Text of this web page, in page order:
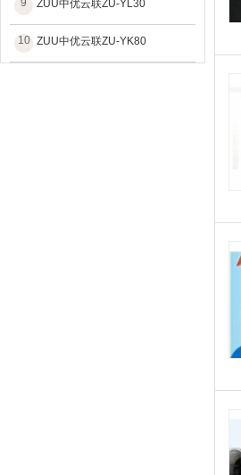
9 ZUU中优云联ZU-YL30
10 ZUU中优云联ZU-YK80